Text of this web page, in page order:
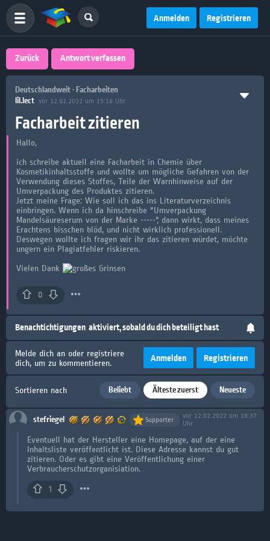
Anmelden Registrieren
Zurück Antwort verfassen
Deutschlandweit - Facharbeiten
lil.lect vor 12.02.2022 um 15:18 Uhr
Facharbeit zitieren
Hallo,
ich schreibe aktuell eine Facharbeit in Chemie über
Kosmetikinhaltsstoffe und wollte um mögliche Gefahren von der
Verwendung dieses Stoffes, Teile der Warnhinweise auf der
Umverpackung des Produktes zitieren.
Jetzt meine Frage: Wie soll ich das ins Literaturverzeichnis
einbringen. Wenn ich da hinschreibe "Umverpackung
Mandelsäureserum von der Marke -----", dann wirkt, dass meines
Erachtens bisschen blöd, und nicht wirklich professionell.
Deswegen wollte ich fragen wir ihr das zitieren würdet, möchte
ungern ein Plagiatfehler riskieren.
Vielen Dank
0
Benachtichtigungen aktiviert, sobald du dich beteiligt hast
Melde dich an oder registriere
dich, um zu kommentieren.
Anmelden Registrieren
Sortieren nach Beliebt Älteste zuerst Neueste
stefriegel Supporter
vor 12.02.2022 um 18:37
Uhr
Eventuell hat der Hersteller eine Homepage, auf der eine
Inhaltsliste veröffentlicht ist. Diese Adresse kannst du gut
zitieren. Oder es gibt eine Veröffentlichung einer
Verbraucherschutzorganisiation.
1